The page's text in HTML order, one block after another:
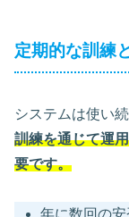
定期的な訓練
システムは使い
訓練を通じて運
要です。